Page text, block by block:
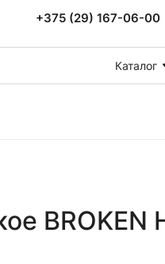
+375 (29) 167-06-00
Каталог
BROKEN